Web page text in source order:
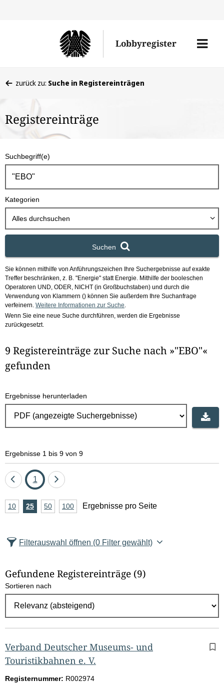
den
Lobbyregister
Menü
befinden
hier:
zurück zu: Suche in Registereinträgen
Registereinträge
u
h
b
x
Suchbegriff(e)
Kategorien
Alles durchsuchen
Suchen
Sie können mithilfe von Anführungszeichen Ihre Suchergebnisse auf exakte
Treffer beschränken, z. B. "Energie" statt Energie. Mithilfe der booleschen
Operatoren UND, ODER, NICHT (in Großbuchstaben) und durch die
Verwendung von Klammern () können Sie außerdem Ihre Suchanfrage
verfeinern. Weitere Informationen zur Suche
Wenn Sie eine neue Suche durchführen, werden die Ergebnisse
zurückgesetzt.
9 Registereinträge zur Suche nach »"EBO"«
gefunden
Ergebnisse herunterladen
Ergebnisse 1 bis 9 von 9
Eine
zurück
Seite
1
Eine
vor
A
z
l
E
g
e
b
n
i
10Ergebnisse
25Ergebnisse
50Ergebnisse
100Ergebnisse
Ergebnisse pro Seite
Filterauswahl öffnen (0 Filter gewählt)
Gefundene Registereinträge (9)
Sortieren nach
Verband Deutscher Museums- und
Touristikbahnen e. V.
Registernummer: R002974